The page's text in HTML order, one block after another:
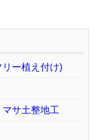
ー植え付け)
サ土整地工